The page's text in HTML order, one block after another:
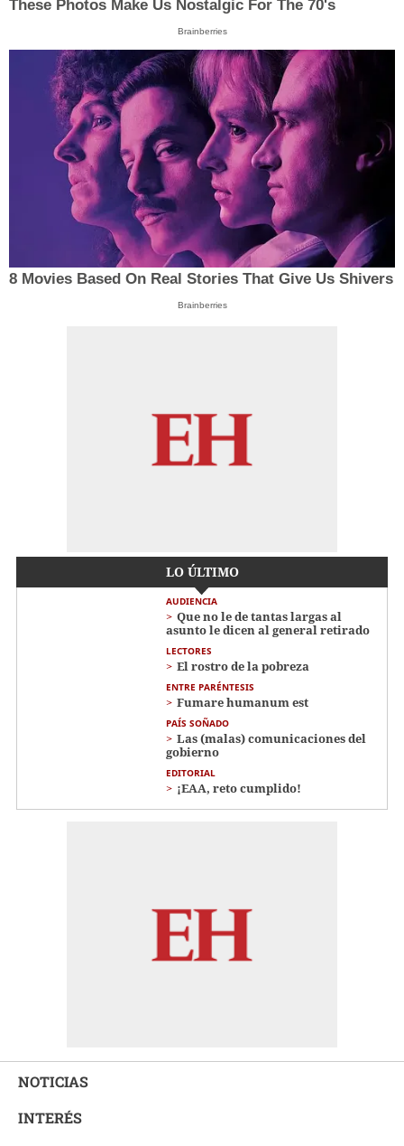
These Photos Make Us Nostalgic For The 70's
Brainberries
8 Movies Based On Real Stories That Give Us Shivers
Brainberries
LO ÚLTIMO
AUDIENCIA
Que no le de tantas largas al
asunto le dicen al general retirado
LECTORES
El rostro de la pobreza
ENTRE PARÉNTESIS
Fumare humanum est
PAÍS SOÑADO
Las (malas) comunicaciones del
gobierno
EDITORIAL
¡EAA, reto cumplido!
NOTICIAS
INTERÉS